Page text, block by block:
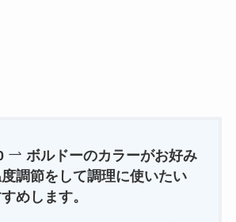
ボルドーのカラーがお好み
調節をして調理に使いたい
めします。